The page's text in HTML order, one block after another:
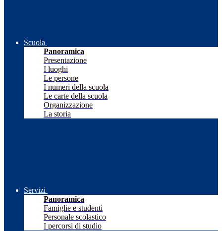
Scuola
Panoramica
Presentazione
I luoghi
Le persone
I numeri della scuola
Le carte della scuola
Organizzazione
La storia
Servizi
Panoramica
Famiglie e studenti
Personale scolastico
I percorsi di studio